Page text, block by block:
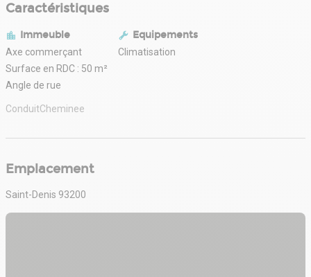
Caractéristiques
Immeuble
Axe commerçant
Surface en RDC : 50 m²
Angle de rue
Equipements
Climatisation
ConduitCheminee
Emplacement
Saint-Denis 93200